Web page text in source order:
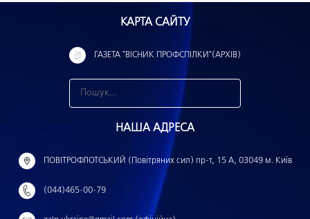
КАРТА САЙТУ
ГАЗЕТА "ВІСНИК ПРОФСПІЛКИ"(АРХІВ)
н
й
НАША АДРЕСА
ПОВІТРОФЛОТСЬКИЙ (Повітряних сил) пр-т, 15 А, 03049 м. Київ
(044)465-00-79